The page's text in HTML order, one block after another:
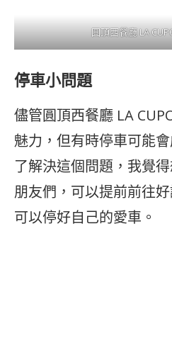
圓頂西餐廳 LA
停車小問題
儘管圓頂西餐廳 LA
魅力，但有時停車可能
了解決這個問題，我覺
朋友們，可以提前前往
可以停好自己的愛車。